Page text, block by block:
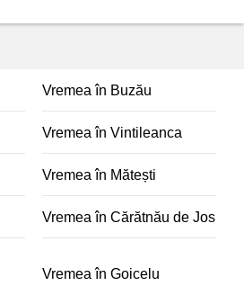
Vremea în Buzău
Vremea în Vintileanca
Vremea în Mătești
Vremea în Cărătnău de Jos
Vremea în Goicelu